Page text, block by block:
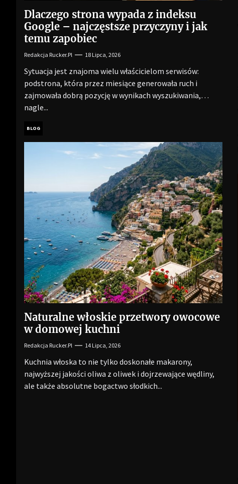
Dlaczego strona wypada z indeksu
Google – najczęstsze przyczyny i jak
temu zapobiec
Redakcja Rucker.pl 18 Lipca, 2026
Sytuacja jest znajoma wielu właścicielom serwisów:
podstrona, która przez miesiące generowała ruch i
zajmowała dobrą pozycję w wynikach wyszukiwania,
nagle...
BLOG
Naturalne włoskie przetwory owocowe
w domowej kuchni
Redakcja Rucker.pl 14 Lipca, 2026
Kuchnia włoska to nie tylko doskonałe makarony,
najwyższej jakości oliwa z oliwek i dojrzewające wędliny,
ale także absolutne bogactwo słodkich...